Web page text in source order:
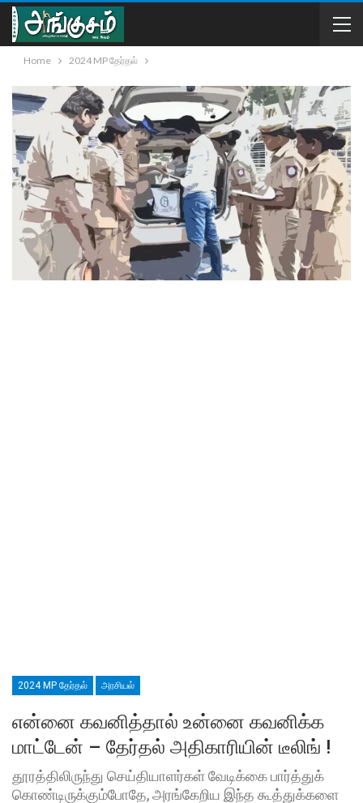
Home 2024 MP தேர்தல்
2024 MP தேர்தல் அரசியல்
என்னை கவனித்தால் உன்னை கவனிக்க
மாட்டேன் – தேர்தல் அதிகாரியின் டீலிங் !
தூரத்திலிருந்து செய்தியாளர்கள் வேடிக்கை பார்த்துக்
கொண்டிருக்கும்போதே, அரங்கேறிய இந்த கூத்துக்களை